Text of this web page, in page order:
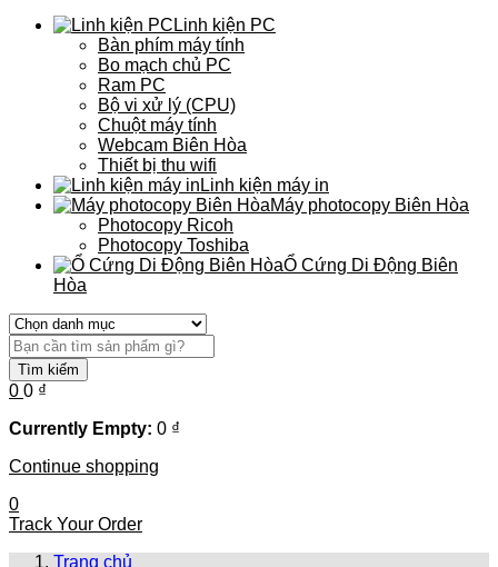
Linh kiện PC
Bàn phím máy tính
Bo mạch chủ PC
Ram PC
Bộ vi xử lý (CPU)
Chuột máy tính
Webcam Biên Hòa
Thiết bị thu wifi
Linh kiện máy in
Máy photocopy Biên Hòa
Photocopy Ricoh
Photocopy Toshiba
Ổ Cứng Di Động Biên
Hòa
Tìm kiếm
0 0 ₫
Currently Empty: 0 ₫
Continue shopping
0
Track Your Order
Trang chủ